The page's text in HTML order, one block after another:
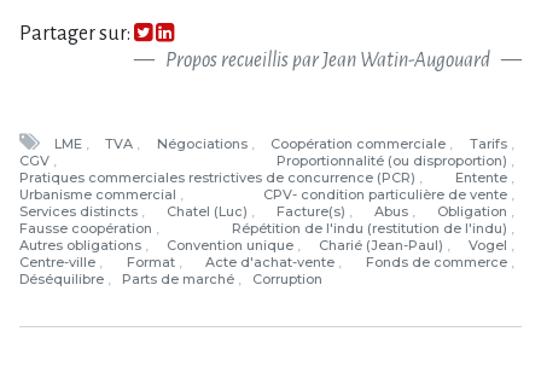
Partager sur:
Propos recueillis par Jean Watin-Augouard
LME TVA Négociations Coopération commerciale
Tarifs
CGV
Proportionnalité (ou disproportion)
Pratiques commerciales restrictives de concurrence (PCR)
Entente
Urbanisme commercial
CPV- condition particulière de vente
Services distincts
Chatel (Luc) Facture(s) Abus
Obligation
Fausse coopération
Répétition de l'indu (restitution de l'indu)
Autres obligations
Convention unique Charié (Jean-Paul)
Vogel
Centre-ville
Format Acte d'achat-vente
Fonds de commerce
Déséquilibre
Parts de marché Corruption